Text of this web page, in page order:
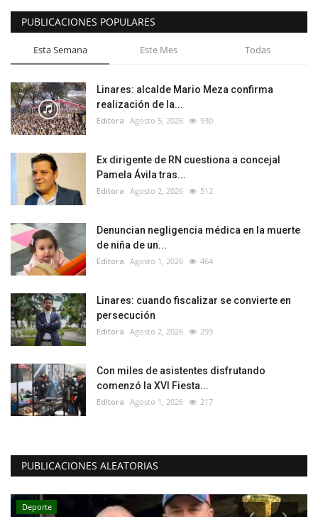
PUBLICACIONES POPULARES
Esta Semana Este Mes Todas
Linares: alcalde Mario Meza confirma
realización de la...
Editora Agosto 5, 2026 930
Ex dirigente de RN cuestiona a concejal
Pamela Ávila tras...
Editora Agosto 2, 2026 512
Denuncian negligencia médica en la muerte
de niña de un...
Editora Agosto 1, 2026 464
Linares: cuando fiscalizar se convierte en
persecución
Editora Agosto 2, 2026 293
Con miles de asistentes disfrutando
comenzó la XVI Fiesta...
Editora Agosto 1, 2026 217
PUBLICACIONES ALEATORIAS
Deporte